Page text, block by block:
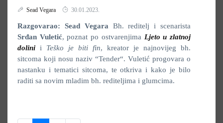
Sead Vegara 30.01.2023.
Razgovarao: Sead Vegara Bh. reditelj i scenarista
Srđan Vuletić, poznat po ostvarenjima Ljeto u zlatnoj
dolini i Teško je biti fin, kreator je najnovijeg bh.
sitcoma koji nosu naziv “Tender“. Vuletić progovara o
nastanku i tematici sitcoma, te otkriva i kako je bilo
raditi sa novim mladim bh. rediteljima i glumcima.